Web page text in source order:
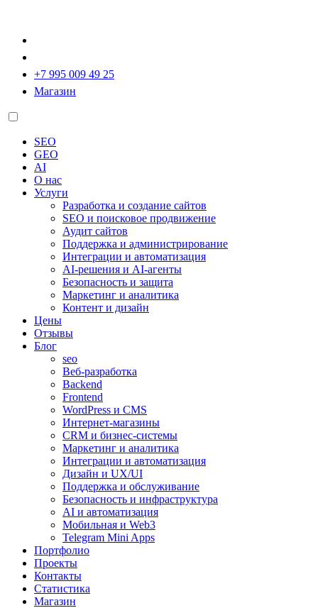
+7 995 009 49 25
Магазин
SEO
GEO
AI
О нас
Услуги
Разработка и создание сайтов
SEO и поисковое продвижение
Аудит сайтов
Поддержка и администрирование
Интеграции и автоматизация
AI-решения и AI-агенты
Безопасность и защита
Маркетинг и аналитика
Контент и дизайн
Цены
Отзывы
Блог
seo
Веб-разработка
Backend
Frontend
WordPress и CMS
Интернет-магазины
CRM и бизнес-системы
Маркетинг и аналитика
Интеграции и автоматизация
Дизайн и UX/UI
Поддержка и обслуживание
Безопасность и инфраструктура
AI и автоматизация
Мобильная и Web3
Telegram Mini Apps
Портфолио
Проекты
Контакты
Статистика
Магазин